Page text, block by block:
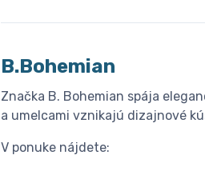
B.Bohemian
Značka B. Bohemian spája
a umelcami vznikajú dizajnové
V ponuke nájdete: